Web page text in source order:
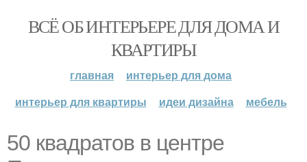
ВСЁ ОБ ИНТЕРЬЕРЕ ДЛЯ ДОМА И
КВАРТИРЫ
главная
интерьер для дома
интерьер для квартиры
идеи дизайна мебель
50 квадратов в центре